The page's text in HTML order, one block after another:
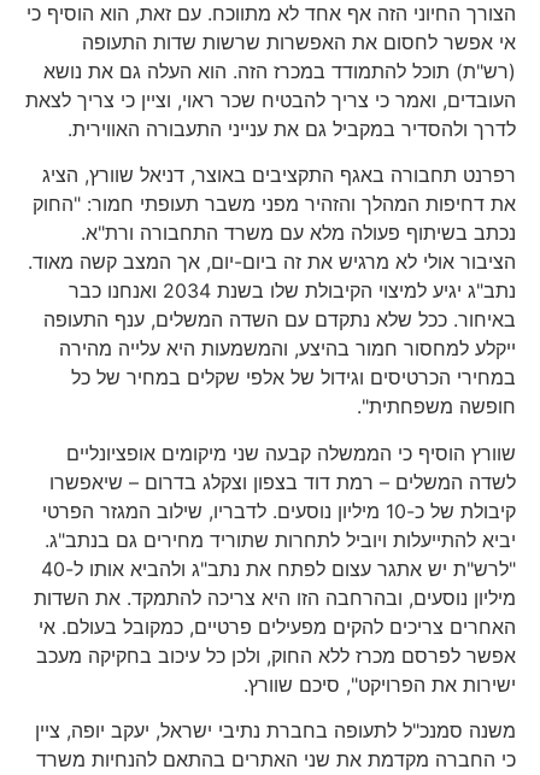
הצורך החיוני הזה אף אחד לא מתווכח. עם זאת, הוא הוסיף כי
אי אפשר לחסום את האפשרות שרשות שדות התעופה
(רש"ת) תוכל להתמודד במכרז הזה. הוא העלה גם את נושא
העובדים, ואמר כי צריך להבטיח שכר ראוי, וציין כי צריך לצאת
לדרך ולהסדיר במקביל גם את ענייני התעבורה האווירית.
רפרנט תחבורה באגף התקציבים באוצר, דניאל שוורץ, הציג
את דחיפות המהלך והזהיר מפני משבר תעופתי חמור: "החוק
נכתב בשיתוף פעולה מלא עם משרד התחבורה ורת"א.
הציבור אולי לא מרגיש את זה ביום-יום, אך המצב קשה מאוד.
נתב"ג יגיע למיצוי הקיבולת שלו בשנת 2034 ואנחנו כבר
באיחור. ככל שלא נתקדם עם השדה המשלים, ענף התעופה
ייקלע למחסור חמור בהיצע, והמשמעות היא עלייה מהירה
במחירי הכרטיסים וגידול של אלפי שקלים במחיר של כל
חופשה משפחתית".
שוורץ הוסיף כי הממשלה קבעה שני מיקומים אופציונליים
לשדה המשלים – רמת דוד בצפון וצקלג בדרום – שיאפשרו
קיבולת של כ-10 מיליון נוסעים. לדבריו, שילוב המגזר הפרטי
יביא להתייעלות ויוביל לתחרות שתוריד מחירים גם בנתב"ג.
"לרש"ת יש אתגר עצום לפתח את נתב"ג ולהביא אותו ל-40
מיליון נוסעים, ובהרחבה הזו היא צריכה להתמקד. את השדות
האחרים צריכים להקים מפעילים פרטיים, כמקובל בעולם. אי
אפשר לפרסם מכרז ללא החוק, ולכן כל עיכוב בחקיקה מעכב
ישירות את הפרויקט", סיכם שוורץ.
משנה סמנכ"ל לתעופה בחברת נתיבי ישראל, יעקב יופה, ציין
כי החברה מקדמת את שני האתרים בהתאם להנחיות משרד